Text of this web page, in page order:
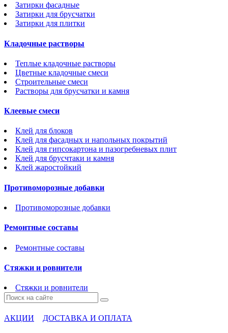
Затирки фасадные
Затирки для брусчатки
Затирки для плитки
Кладочные растворы
Теплые кладочные растворы
Цветные кладочные смеси
Строительные смеси
Растворы для брусчатки и камня
Клеевые смеси
Клей для блоков
Клей для фасадных и напольных покрытий
Клей для гипсокартона и пазогребневых плит
Клей для брусчтаки и камня
Клей жаростойкий
Противоморозные добавки
Противоморозные добавки
Ремонтные составы
Ремонтные составы
Стяжки и ровнители
Стяжки и ровнители
АКЦИИ ДОСТАВКА И ОПЛАТА